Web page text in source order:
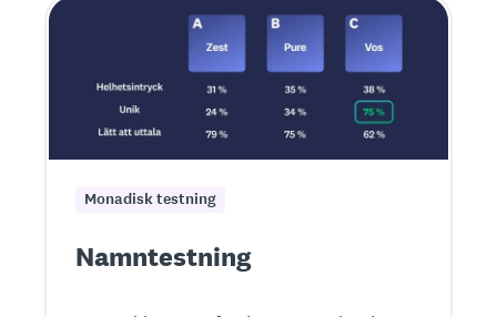
Monadisk testning
Namntestning